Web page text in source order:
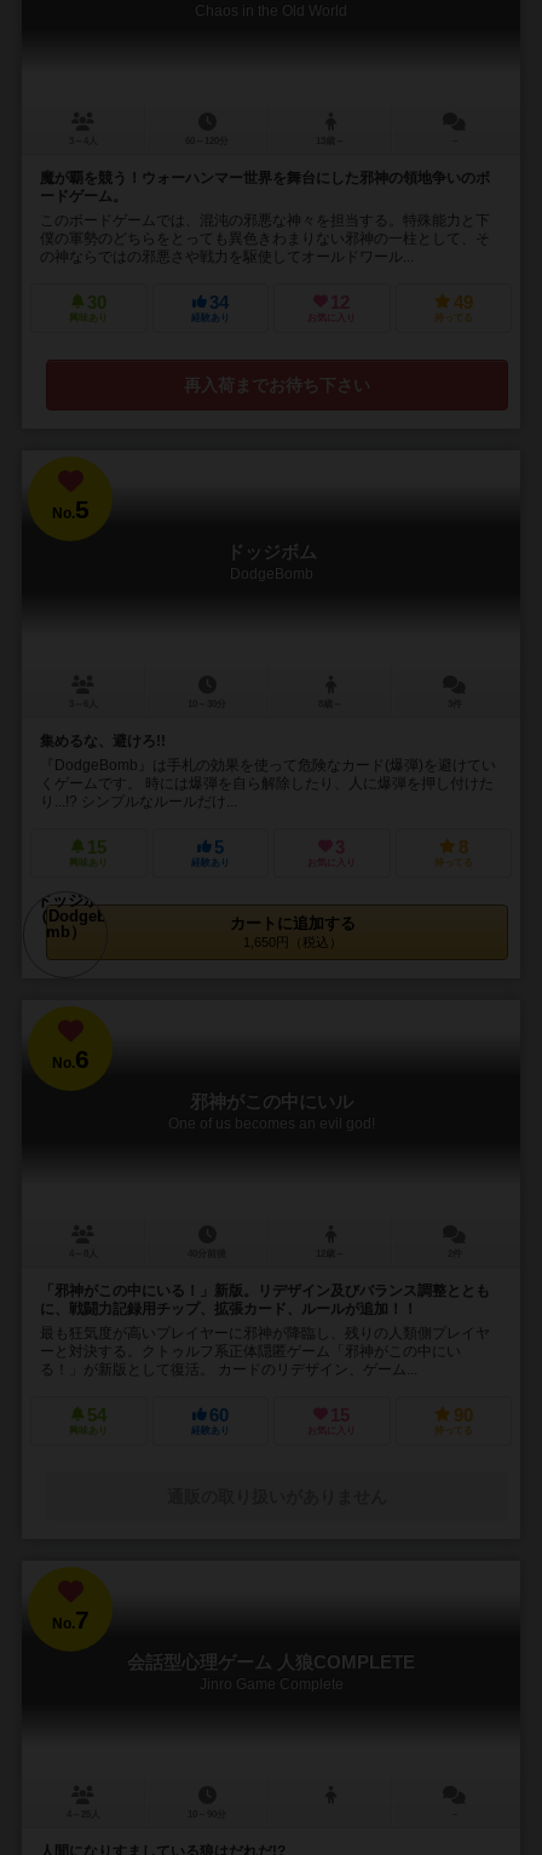
Chaos in the Old World
魔が覇を競う！ウォーハンマー世界を舞台にした邪神の領地争いのボ
ードゲーム。
このボードゲームでは、混沌の邪悪な神々を担当する。特殊能力と下
僕の軍勢のどちらをとっても異色きわまりない邪神の一柱として、そ
の神ならではの邪悪さや戦力を駆使してオールドワール...
30
興味あり
34
経験あり
12
お気に入り
49
持ってる
再入荷までお待ち下さい
No.5
ドッジボム
DodgeBomb
集めるな、避けろ!!
『DodgeBomb』は手札の効果を使って危険なカード(爆弾)を避けてい
くゲームです。 時には爆弾を自ら解除したり、人に爆弾を押し付けた
り...!? シンプルなルールだけ...
15
興味あり
5
経験あり
3
お気に入り
8
持ってる
カートに追加する
1,650円（税込）
No.6
邪神がこの中にいル
One of us becomes an evil god!
「邪神がこの中にいる！」新版。リデザイン及びバランス調整ととも
に、戦闘力記録用チップ、拡張カード、ルールが追加！！
最も狂気度が高いプレイヤーに邪神が降臨し、残りの人類側プレイヤ
ーと対決する。クトゥルフ系正体隠匿ゲーム「邪神がこの中にい
る！」が新版として復活。 カードのリデザイン、ゲーム...
54
興味あり
60
経験あり
15
お気に入り
90
持ってる
No.7
会話型心理ゲーム 人狼COMPLETE
Jinro Game Complete
人間になりすましている狼はだれだ!?